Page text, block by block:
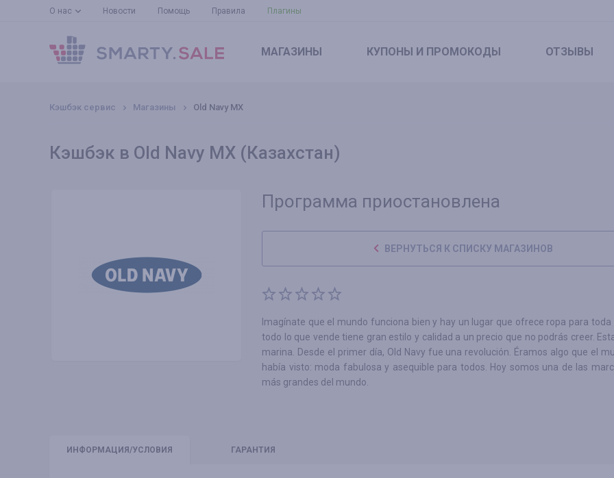
О нас Новости Помощь Правила Плагины
МАГАЗИНЫ КУПОНЫ И ПРОМОКОДЫ ОТЗЫВЫ
Кэшбэк сервис Магазины Old Navy MX
Кэшбэк в Old Navy MX (Казахстан)
Программа приостановлена
ВЕРНУТЬСЯ К СПИСКУ МАГАЗИНОВ
Imagínate que el mundo funciona bien y hay un lugar que ofrece ropa para
todo lo que vende tiene gran estilo y calidad a un precio que no podrás creer.
marina. Desde el primer día, Old Navy fue una revolución. Éramos algo que el
había visto: moda fabulosa y asequible para todos. Hoy somos una de las
más grandes del mundo.
ИНФО РМАЦИЯ/УСЛОВИЯ ГАРАНТИЯ